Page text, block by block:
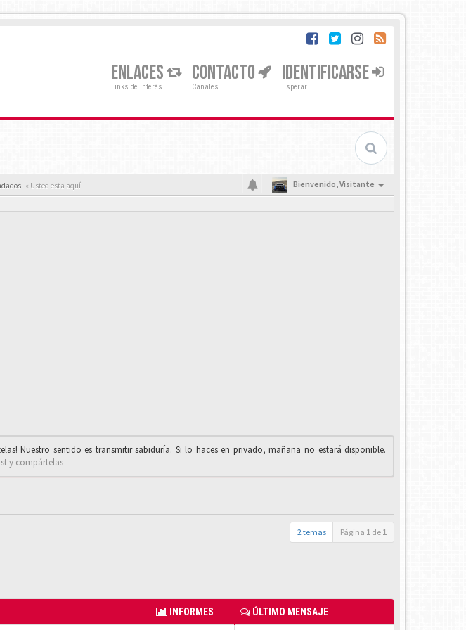
ENLACES
Links de interés
CONTACTO
Canales
IDENTIFICARSE
Esperar
« Usted esta aquí Bienvenido,Visitante
Nuestro sentido es transmitir sabiduría. Si lo haces en privado, mañana no estará disponible.
y compártelas
2 temas Página 1 de 1
INFORMES ÚLTIMO MENSAJE